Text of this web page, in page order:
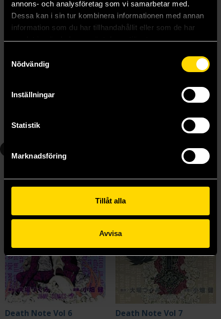
annons- och analysföretag som vi samarbetar med.
Dessa kan i sin tur kombinera informationen med annan
information som du har tillhandahållit eller som de har
samlat in när du har använt deras tjänster.
Nödvändig
Inställningar
Statistik
Marknadsföring
Tillåt alla
Avvisa
139 kr
Beställ
Death Note Vol 6 Death Note Vol 7